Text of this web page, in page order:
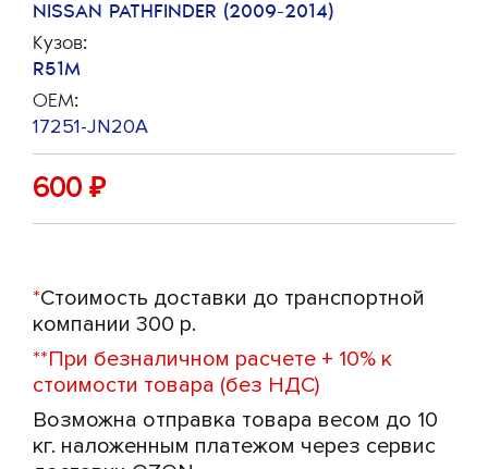
NISSAN PATHFINDER (2009-2014)
Кузов:
R51M
OEM:
17251-JN20A
600 ₽
*Стоимость доставки до транспортной
компании 300 р.
**При безналичном расчете + 10% к
стоимости товара (без НДС)
Возможна отправка товара весом до 10
кг. наложенным платежом через сервис